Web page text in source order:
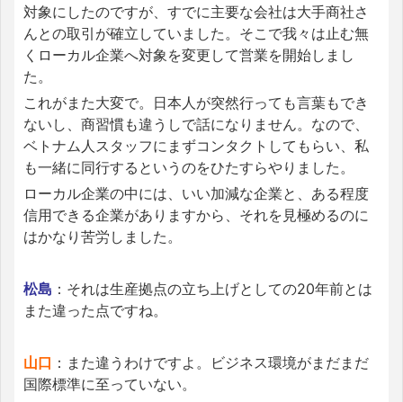
対象にしたのですが、すでに主要な会社は大手商社さ
んとの取引が確立していました。そこで我々は止む無
くローカル企業へ対象を変更して営業を開始しまし
た。
これがまた大変で。日本人が突然行っても言葉もでき
ないし、商習慣も違うしで話になりません。なので、
ベトナム人スタッフにまずコンタクトしてもらい、私
も一緒に同行するというのをひたすらやりました。
ローカル企業の中には、いい加減な企業と、ある程度
信用できる企業がありますから、それを見極めるのに
はかなり苦労しました。
松島 ：それは生産拠点の立ち上げとしての20年前とは
また違った点ですね。
山口 ：また違うわけですよ。ビジネス環境がまだまだ
国際標準に至っていない。